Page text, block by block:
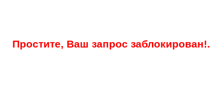
Простите, Ваш запрос заблокирован!.